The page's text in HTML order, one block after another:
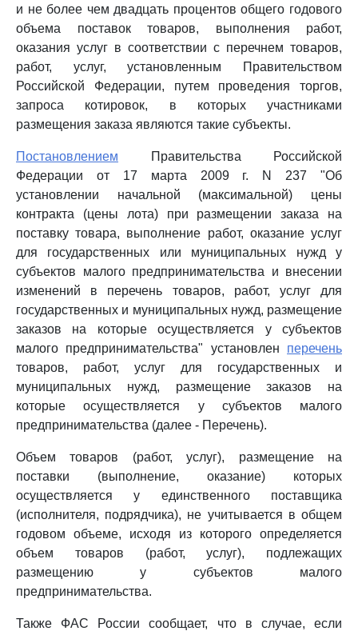
и не более чем двадцать процентов общего годового
объема поставок товаров, выполнения работ,
оказания услуг в соответствии с перечнем товаров,
работ, услуг, установленным Правительством
Российской Федерации, путем проведения торгов,
запроса котировок, в которых участниками
размещения заказа являются такие субъекты.
Постановлением Правительства Российской
Федерации от 17 марта 2009 г. N 237 "Об
установлении начальной (максимальной) цены
контракта (цены лота) при размещении заказа на
поставку товара, выполнение работ, оказание услуг
для государственных или муниципальных нужд у
субъектов малого предпринимательства и внесении
изменений в перечень товаров, работ, услуг для
государственных и муниципальных нужд, размещение
заказов на которые осуществляется у субъектов
малого предпринимательства" установлен перечень
товаров, работ, услуг для государственных и
муниципальных нужд, размещение заказов на
которые осуществляется у субъектов малого
предпринимательства (далее - Перечень).
Объем товаров (работ, услуг), размещение на
поставки (выполнение, оказание) которых
осуществляется у единственного поставщика
(исполнителя, подрядчика), не учитывается в общем
годовом объеме, исходя из которого определяется
объем товаров (работ, услуг), подлежащих
размещению у субъектов малого
предпринимательства.
Также ФАС России сообщает, что в случае, если